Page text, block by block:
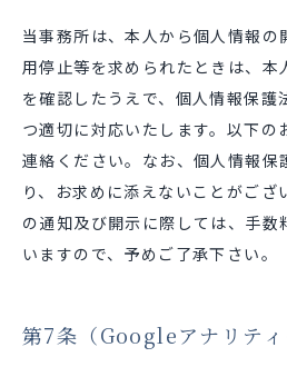
当事務所は、本人から個人情報の
用停止等を求められたときは、本
を確認したうえで、個人情報保護
つ適切に対応いたします。以下の
連絡ください。なお、個人情報保
り、お求めに添えないことがござ
の通知及び開示に際しては、手数
いますので、予めご了承下さい。
第7条（Googleアナリティ